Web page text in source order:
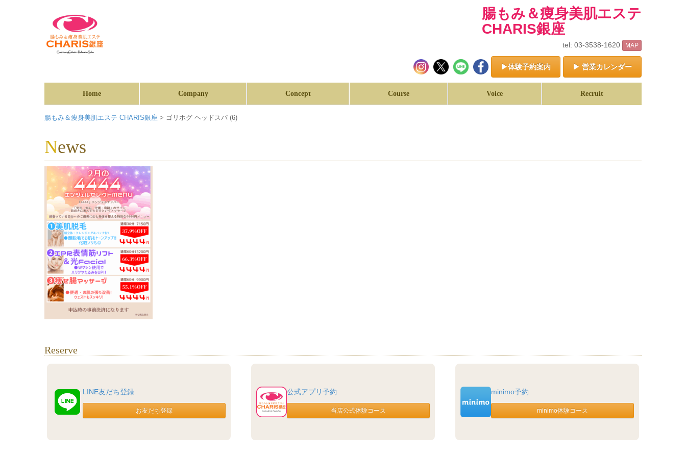
腸もみ＆痩身美肌エステ
CHARIS銀座
tel: 03-3538-1620 MAP
▶体験予約案内 ▶ 営業カレンダー
Home Company Concept Course Voice Recruit
腸もみ＆痩身美肌エステ CHARIS銀座 > ゴリホグ ヘッドスパ (6)
News
Reserve
LINE友だち登録 公式アプリ予約 minimo予約